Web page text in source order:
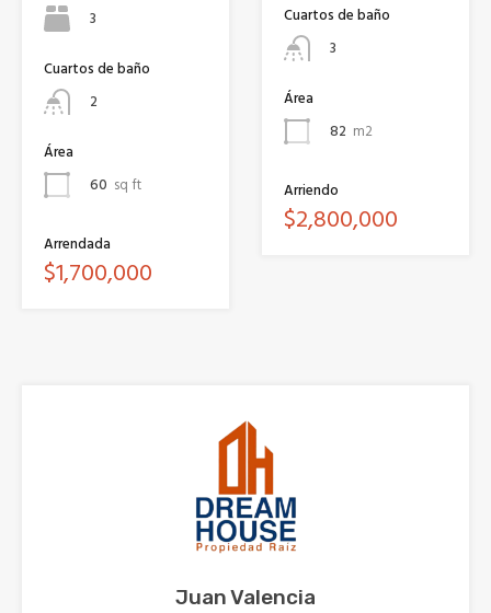
3
Cuartos de baño
2
Área
60 sq ft
Arrendada
$1,700,000
Cuartos de baño
3
Área
82 m2
Arriendo
$2,800,000
Juan Valencia